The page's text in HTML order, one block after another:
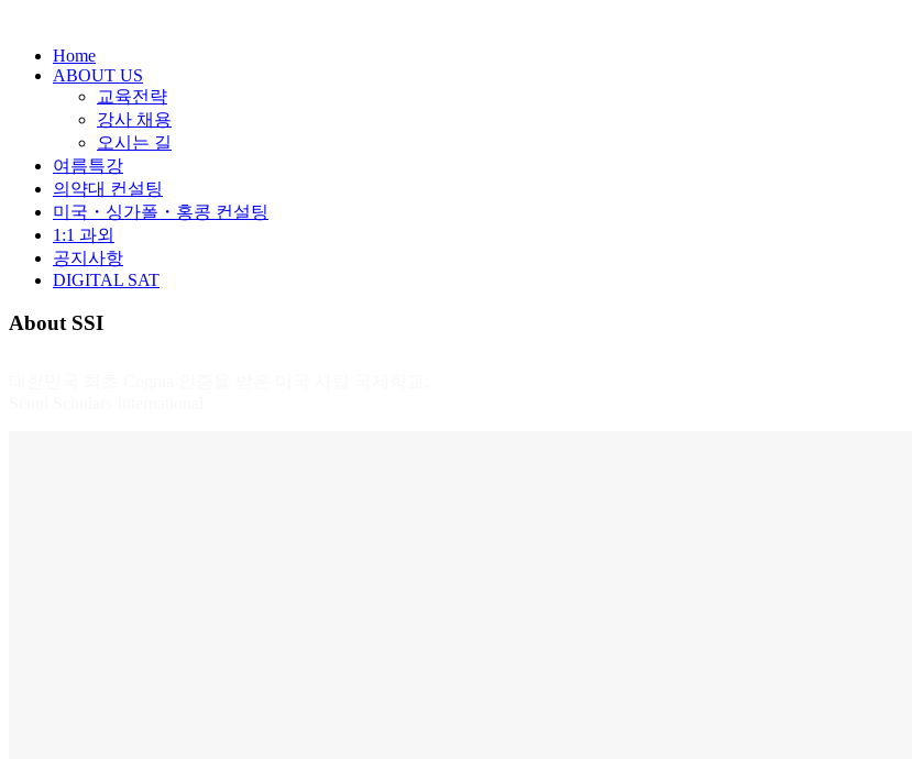
Home
ABOUT US
교육전략
강사 채용
오시는 길
여름특강
의약대 컨설팅
미국・싱가폴・홍콩 컨설팅
1:1 과외
공지사항
DIGITAL SAT
About SSI